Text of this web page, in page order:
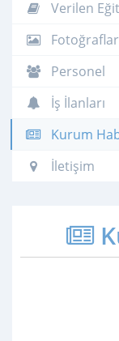
Verilen
Fotoğraflar
Personel
İş İlanları
Kurum
İletişim